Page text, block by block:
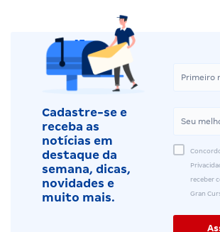
Cadastre-se e
receba as
notícias em
destaque da
semana, dicas,
novidades e
muito mais.
receber
Gran